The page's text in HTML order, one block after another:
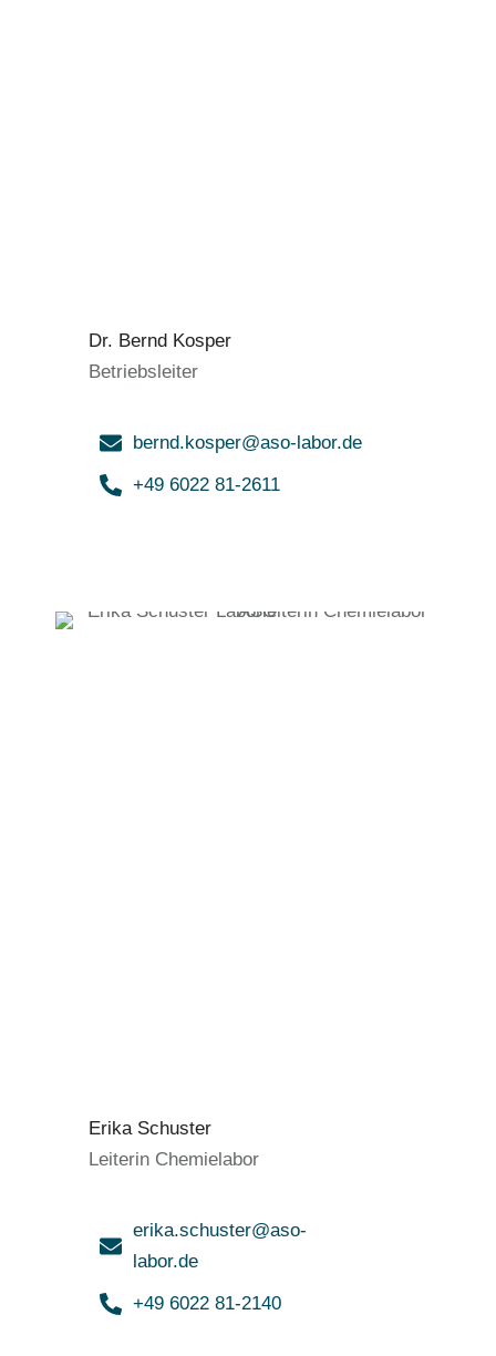
Dr. Bernd Kosper
Betriebsleiter
bernd.kosper@aso-labor.de
+49 6022 81-2611
Erika Schuster
Leiterin Chemielabor
erika.schuster@aso-
labor.de
+49 6022 81-2140